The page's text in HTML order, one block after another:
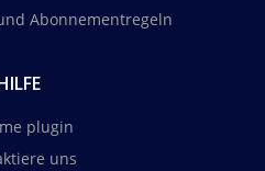
Abonnementregeln
plugin
uns